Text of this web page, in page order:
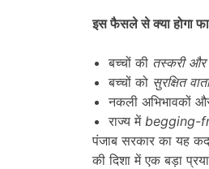
इस फैसले से क्या होगा
बच्चों की तस्करी और
बच्चों को सुरक्षित
नकली अभिभावकों
राज्य में begging-
पंजाब सरकार का यह
की दिशा में एक बड़ा